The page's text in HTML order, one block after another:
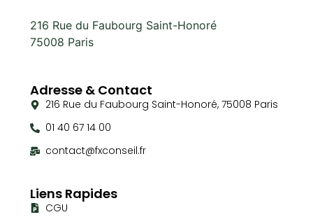
216 Rue du Faubourg Saint-Honoré
75008 Paris
Adresse & Contact
216 Rue du Faubourg Saint-Honoré, 75008 Paris
01 40 67 14 00
contact@fxconseil.fr
Liens Rapides
CGU